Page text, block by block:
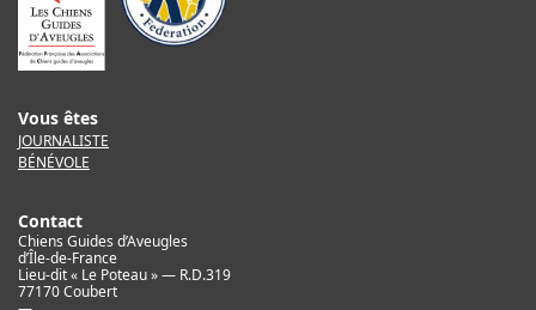
Vous êtes
JOURNALISTE
BÉNÉVOLE
Contact
Chiens Guides d’Aveugles
d’Île-de-France
Lieu-dit « Le Poteau » — R.D.319
77170 Coubert